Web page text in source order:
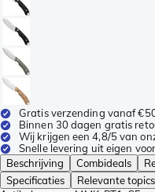
Gratis verzending vanaf
Binnen 30 dagen gratis
Wij krijgen een 4,8/5 van
Snelle levering uit eigen
Beschrijving
Combideals
Specificaties
Relevante topics